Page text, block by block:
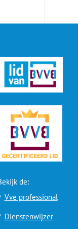
de:
Vve professional
Dienstenwijzer